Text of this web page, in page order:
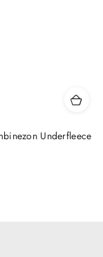
Underfleece